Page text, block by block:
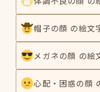
帽子の顔 の絵文
メガネの顔 の絵
心配・困惑の顔